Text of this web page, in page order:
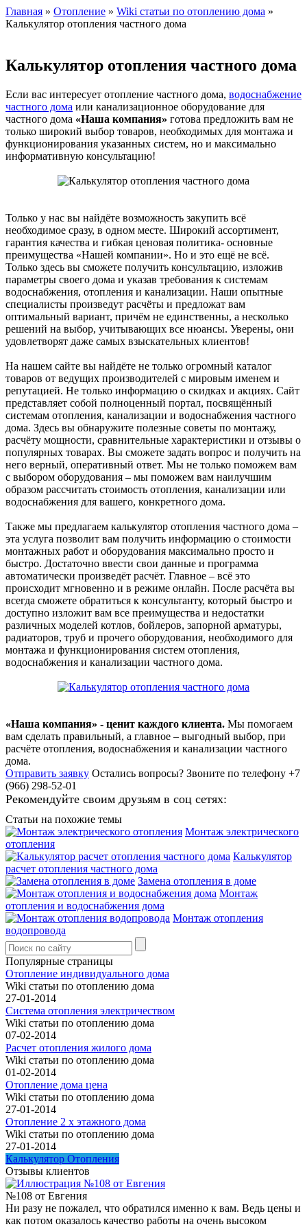
Главная » Отопление » Wiki статьи по отоплению дома »
Калькулятор отопления частного дома
Калькулятор отопления частного дома
Если вас интересует отопление частного дома, водоснабжение
частного дома или канализационное оборудование для
частного дома «Наша компания» готова предложить вам не
только широкий выбор товаров, необходимых для монтажа и
функционирования указанных систем, но и максимально
информативную консультацию!
Только у нас вы найдёте возможность закупить всё
необходимое сразу, в одном месте. Широкий ассортимент,
гарантия качества и гибкая ценовая политика- основные
преимущества «Нашей компании». Но и это ещё не всё.
Только здесь вы сможете получить консультацию, изложив
параметры своего дома и указав требования к системам
водоснабжения, отопления и канализации. Наши опытные
специалисты произведут расчёты и предложат вам
оптимальный вариант, причём не единственны, а несколько
решений на выбор, учитывающих все нюансы. Уверены, они
удовлетворят даже самых взыскательных клиентов!
На нашем сайте вы найдёте не только огромный каталог
товаров от ведущих производителей с мировым именем и
репутацией. Не только информацию о скидках и акциях. Сайт
представляет собой полноценный портал, посвящённый
системам отопления, канализации и водоснабжения частного
дома. Здесь вы обнаружите полезные советы по монтажу,
расчёту мощности, сравнительные характеристики и отзывы о
популярных товарах. Вы сможете задать вопрос и получить на
него верный, оперативный ответ. Мы не только поможем вам
с выбором оборудования – мы поможем вам наилучшим
образом рассчитать стоимость отопления, канализации или
водоснабжения для вашего, конкретного дома.
Также мы предлагаем калькулятор отопления частного дома –
эта услуга позволит вам получить информацию о стоимости
монтажных работ и оборудования максимально просто и
быстро. Достаточно ввести свои данные и программа
автоматически произведёт расчёт. Главное – всё это
происходит мгновенно и в режиме онлайн. После расчёта вы
всегда сможете обратиться к консультанту, который быстро и
доступно изложит вам все преимущества и недостатки
различных моделей котлов, бойлеров, запорной арматуры,
радиаторов, труб и прочего оборудования, необходимого для
монтажа и функционирования систем отопления,
водоснабжения и канализации частного дома.
«Наша компания» - ценит каждого клиента. Мы помогаем
вам сделать правильный, а главное – выгодный выбор, при
расчёте отопления, водоснабжения и канализации частного
дома.
Отправить заявку Остались вопросы? Звоните по телефону +7
(966) 298-52-01
Рекомендуйте своим друзьям в соц сетях:
Статьи на похожие темы
Монтаж электрического
отопления
Калькулятор
расчет отопления частного дома
Замена отопления в доме
Монтаж
отопления и водоснабжения дома
Монтаж отопления
водопровода
Популярные страницы
Отопление индивидуального дома
Wiki статьи по отоплению дома
27-01-2014
Система отопления электричеством
Wiki статьи по отоплению дома
07-02-2014
Расчет отопления жилого дома
Wiki статьи по отоплению дома
01-02-2014
Отопление дома цена
Wiki статьи по отоплению дома
27-01-2014
Отопление 2 х этажного дома
Wiki статьи по отоплению дома
27-01-2014
Калькулятор Отопления
Отзывы клиентов
№108 от Евгения
Ни разу не пожалел, что обратился именно к вам. Ведь цены и
как потом оказалось качество работы на очень высоком